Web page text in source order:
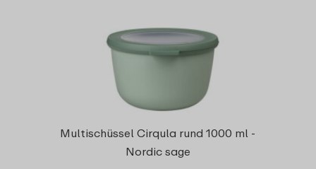
Multischüssel Cirqula rund 1000 ml -
Nordic sage